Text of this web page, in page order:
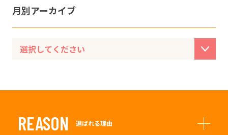
月別アーカイブ
REASON 選ばれる理由